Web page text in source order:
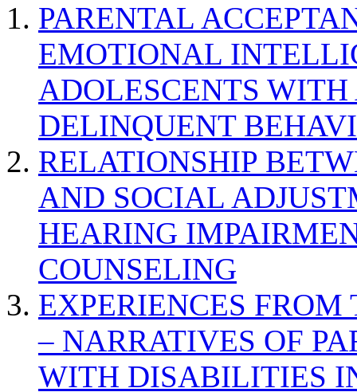
PARENTAL
EMOTIONAL
ADOLESCENTS
DELINQUENT
RELATIONSHIP
AND SOCIAL
HEARING
COUNSELING
EXPERIENCES
– NARRATIVES OF
WITH DISABILITIES